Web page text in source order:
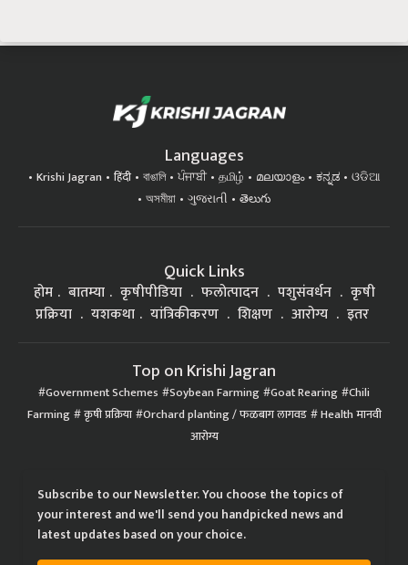
Languages
Krishi Jagran हिंदी বাঙালি ਪੰਜਾਬੀ தமிழ் മലയാളം ಕನ್ನಡ
ଓଡିଆ
অসমীয়া
ગુજરાતી తెలుగు
Quick Links
होम बातम्या कृषीपीडिया फलोत्पादन पशुसंवर्धन
कृषी
प्रक्रिया
यशकथा यांत्रिकीकरण शिक्षण आरोग्य इतर
Top on Krishi Jagran
Government Schemes Soybean Farming Goat Rearing Chili
Farming कृषी प्रक्रिया Orchard planting / फळबाग लागवड Health मानवी
आरोग्य
Subscribe to our Newsletter. You choose the topics of
your interest and we'll send you handpicked news and
latest updates based on your choice.